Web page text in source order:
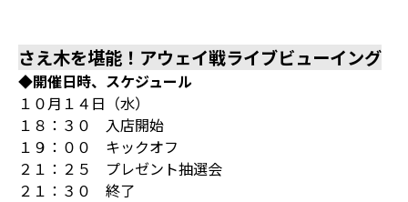
さえ木を堪能！アウェイ戦ライブビューイング
◆開催日時、スケジュール
１０月１４日（水）
１８：３０ 入店開始
１９：００ キックオフ
２１：２５ プレゼント抽選会
２１：３０ 終了